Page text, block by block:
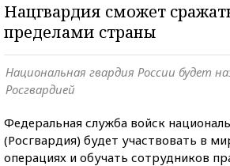
Нацгвардия сможет
пределами страны
Национальная гвардия России будет
Росгвардией
Федеральная служба войск
(Росгвардия) будет участвовать в
операциях и обучать сотрудников